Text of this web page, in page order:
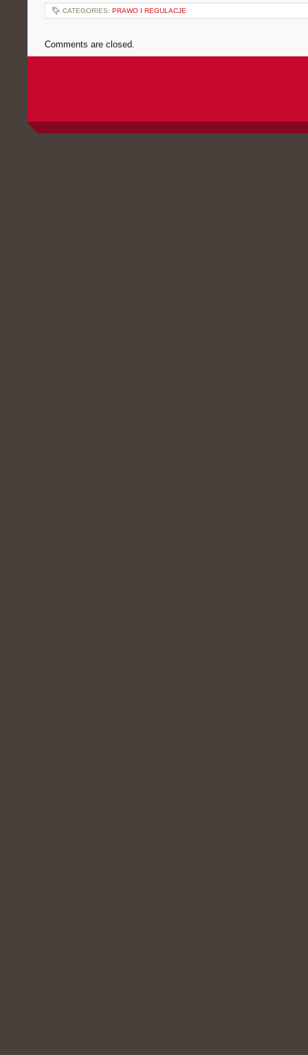
CATEGORIES: PRAWO I REGULACJE
Comments are closed.